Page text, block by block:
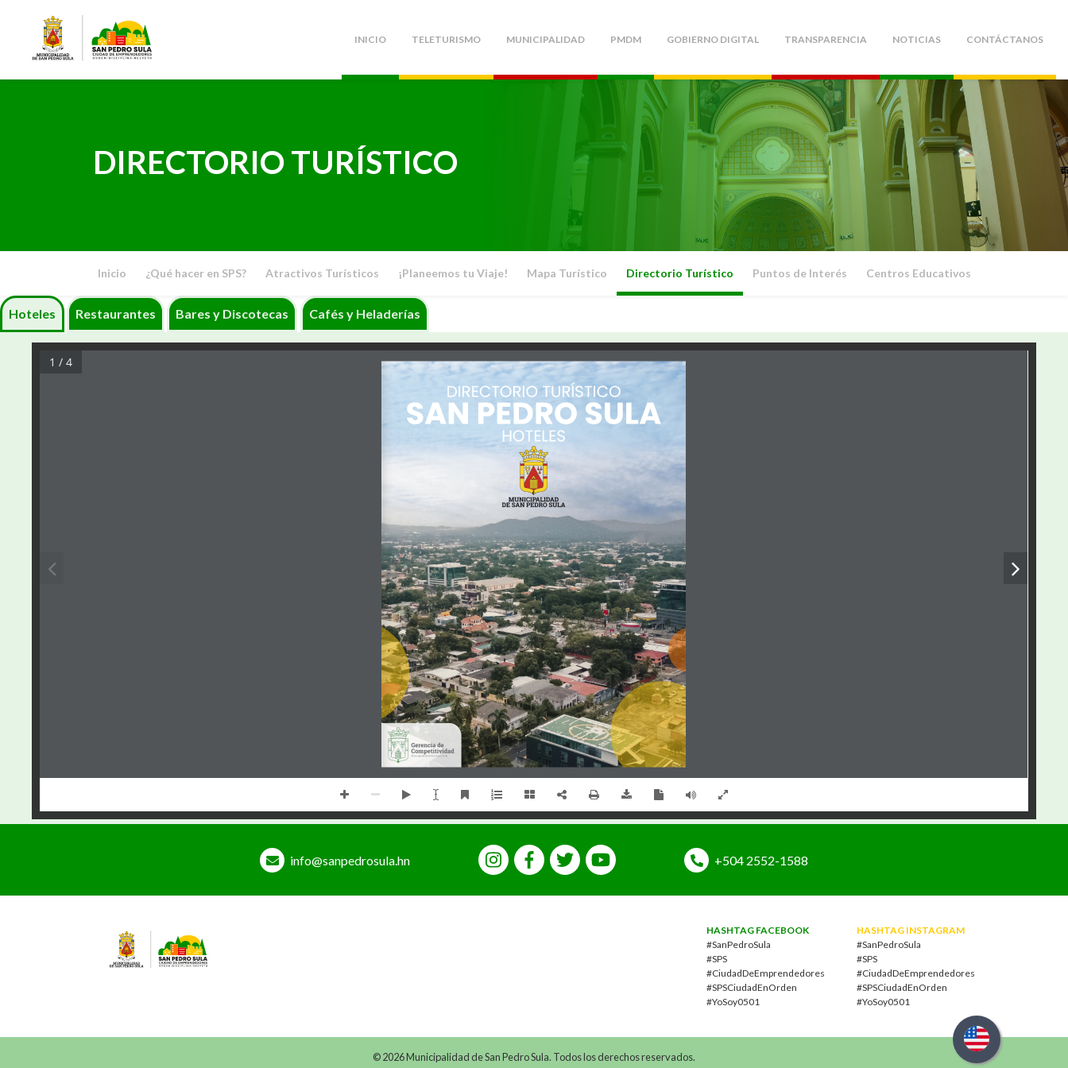
INICIO TELETURISMO MUNICIPALIDAD PMDM GOBIERNO DIGITAL TRANSPARENCIA NOTICIAS CONTÁCTANOS
DIRECTORIO TURÍSTICO
Inicio ¿Qué hacer en SPS? Atractivos Turísticos ¡Planeemos tu Viaje! Mapa Turístico Directorio Turístico Puntos de Interés Centros Educativos
Hoteles Restaurantes Bares y Discotecas Cafés y Heladerías
info@sanpedrosula.hn +504 2552-1588
HASHTAG FACEBOOK
#SanPedroSula
#SPS
#CiudadDeEmprendedores
#SPSCiudadEnOrden
#YoSoy0501
HASHTAG INSTAGRAM
#SanPedroSula
#SPS
#CiudadDeEmprendedores
#SPSCiudadEnOrden
#YoSoy0501
© 2026 Municipalidad de San Pedro Sula. Todos los derechos reservados.